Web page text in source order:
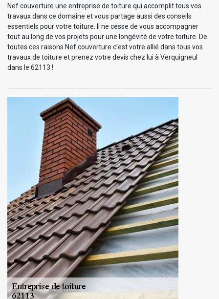
Nef couverture une entreprise de toiture qui accomplit tous vos
travaux dans ce domaine et vous partage aussi des conseils
essentiels pour votre toiture. Il ne cesse de vous accompagner
tout au long de vos projets pour une longévité de votre toiture. De
toutes ces raisons Nef couverture c’est votre allié dans tous vos
travaux de toiture et prenez votre devis chez lui à Verquigneul
dans le 62113 !